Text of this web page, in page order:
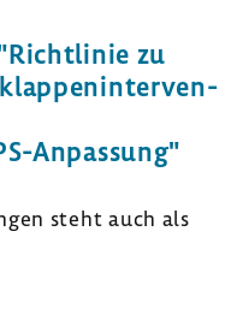
zu
​Anpassung"
steht auch als